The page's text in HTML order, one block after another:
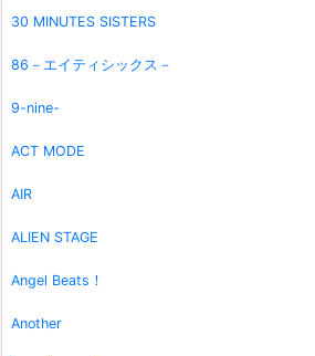
30 MINUTES SISTERS
86－エイティシックス－
9-nine-
ACT MODE
AIR
ALIEN STAGE
Angel Beats！
Another